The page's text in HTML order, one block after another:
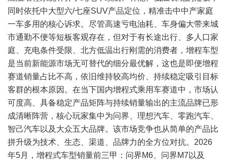
同时依托中大型六/七座SUV产品定位，精准击中中产家庭
一车多用的核心诉求。尽管高速亏电油耗、车身偏大带来城
市通勤不便等短板客观存在，但对于有长途出行、多人口家
庭、充电条件受限、北方低温出行刚需的消费者，增程车型
是当前新能源市场无可替代的细分最优解，这也是即便增程
赛道销量占比不高，依旧维持较高均价、持续稳定吸引目标
客群的根本原因。在当下国内增程式乘用车赛道中，市场认
可度高、具备稳定产品矩阵与持续销量输出的主流品牌已形
成清晰阵营，核心玩家集中为问界、理想汽车、零跑汽车、
智己汽车以及大众五大品牌。该市场竞争也从简单的产品比
拼升级为技术、生态、渠道、品牌力的全方位对抗。2026
年5月，增程式车型销量前三甲：问界M6、问界M7以及